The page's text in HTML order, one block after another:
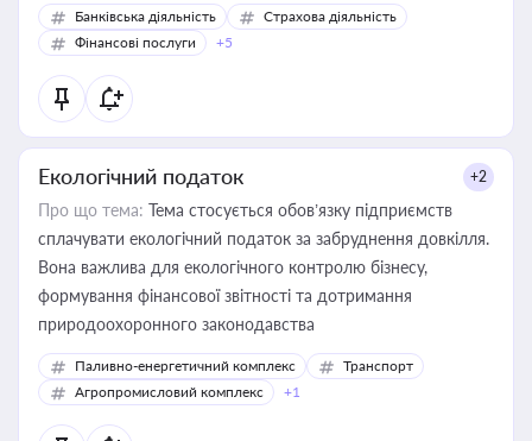
Банківська діяльність
Страхова діяльність
Фінансові послуги
+5
Екологічний податок +2
Про що тема: Тема стосується обов’язку підприємств
сплачувати екологічний податок за забруднення довкілля.
Вона важлива для екологічного контролю бізнесу,
формування фінансової звітності та дотримання
природоохоронного законодавства
Паливно-енергетичний комплекс
Транспорт
Агропромисловий комплекс
+1